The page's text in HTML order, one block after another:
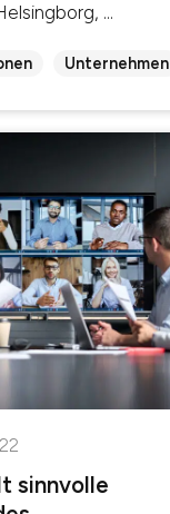
...
Unternehmen
sinnvolle